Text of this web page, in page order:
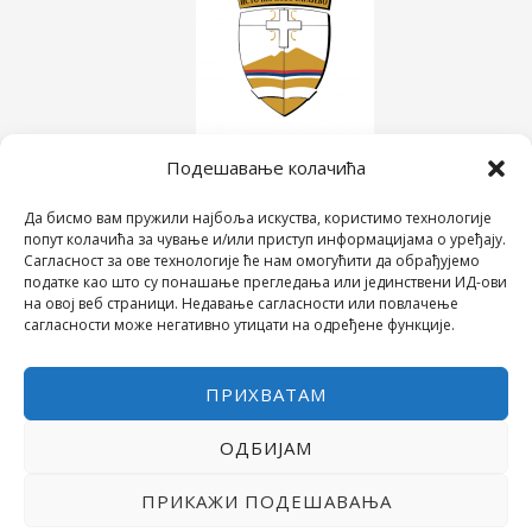
Подешавање колачића
Да бисмо вам пружили најбоља искуства, користимо технологије
попут колачића за чување и/или приступ информацијама о уређају.
Сагласност за ове технологије ће нам омогућити да обрађујемо
податке као што су понашање прегледања или јединствени ИД-ови
на овој веб страници. Недавање сагласности или повлачење
сагласности може негативно утицати на одређене функције.
ПРИХВАТАМ
ОДБИЈАМ
ПРИКАЖИ ПОДЕШАВАЊА
COPYRIGHT © 2026 СРЕДЊА ШКОЛА "28. ЈУНИ"